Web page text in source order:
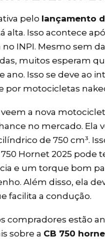
pelo lançamento
alta. Isso acontece
INPI. Mesmo sem
muitos esperam
ano. Isso se deve ao
por motocicletas
a nova
no mercado. Ela
de 750 cm³.
Hornet 2025 pode
e um torque bom
Além disso, ela
facilita a condução.
compradores estão
sobre a CB 750